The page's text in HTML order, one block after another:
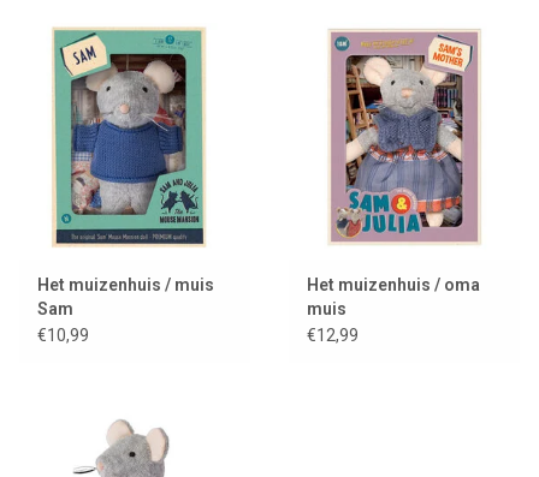
Het muizenhuis / muis
Sam
€10,99
Het muizenhuis / oma
muis
€12,99